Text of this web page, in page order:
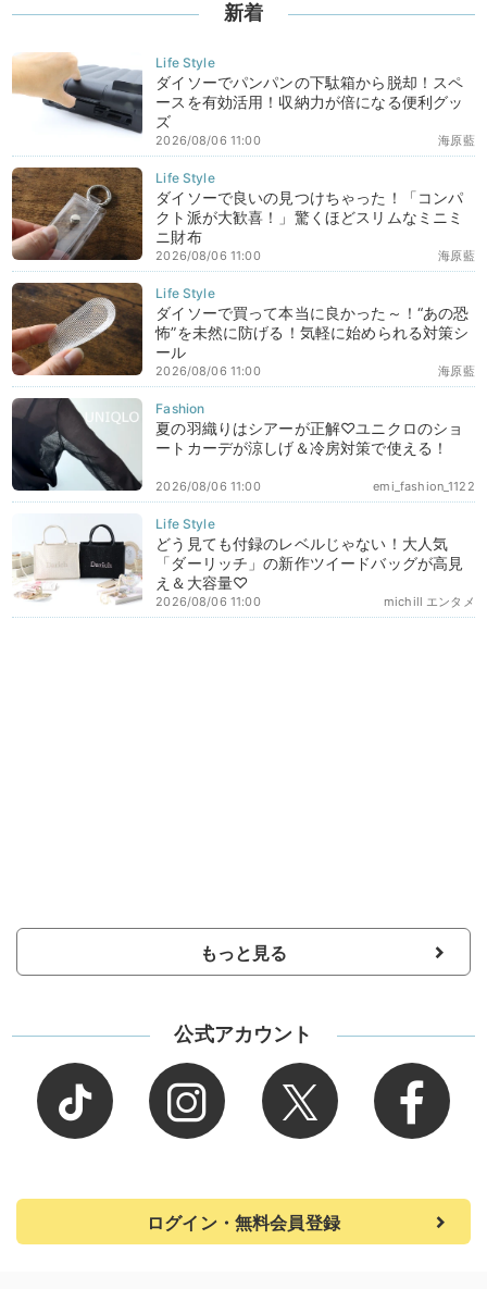
新着
ダイソーでパンパンの下駄箱から脱却！スペ
ースを有効活用！収納力が倍になる便利グッ
ズ
海原藍
2026/08/06 11:00
ダイソーで良いの見つけちゃった！「コンパ
クト派が大歓喜！」驚くほどスリムなミニミ
ニ財布
海原藍
2026/08/06 11:00
ダイソーで買って本当に良かった～！“あの恐
怖”を未然に防げる！気軽に始められる対策シ
ール
海原藍
2026/08/06 11:00
夏の羽織りはシアーが正解♡ユニクロのショ
ートカーデが涼しげ＆冷房対策で使える！
emi_fashion_1122
2026/08/06 11:00
どう見ても付録のレベルじゃない！大人気
「ダーリッチ」の新作ツイードバッグが高見
え＆大容量♡
michill エンタメ
2026/08/06 11:00
もっと見る
公式アカウント
ログイン・無料会員登録